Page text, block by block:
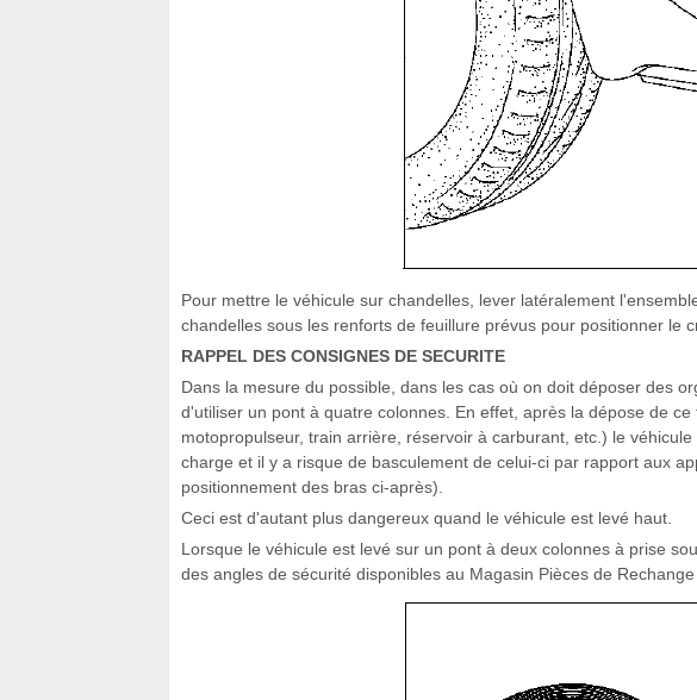
Pour mettre le véhicule sur chandelles, lever latéralement
chandelles sous les renforts de feuillure prévus pour positionner le
RAPPEL DES CONSIGNES DE SECURITE
Dans la mesure du possible, dans les cas où on doit déposer des
d'utiliser un pont à quatre colonnes. En effet, après la dépose de
motopropulseur, train arrière, réservoir à carburant, etc.) le
charge et il y a risque de basculement de celui-ci par rapport aux
positionnement des bras ci-après).
Ceci est d'autant plus dangereux quand le véhicule est levé haut.
Lorsque le véhicule est levé sur un pont à deux colonnes à prise
des angles de sécurité disponibles au Magasin Pièces de